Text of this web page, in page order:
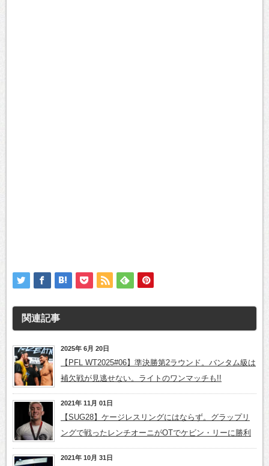
関連記事
2025年 6月 20日
【PFL WT2025#06】準決勝第2ラウンド。バンタム級は
補欠戦が見逃せない。ライトのワンマッチも!!
2021年 11月 01日
【SUG28】ケージレスリングにはならず。グラップリ
ングで戦ったレンチオーニがOTでケビン・リーに勝利
2021年 10月 31日